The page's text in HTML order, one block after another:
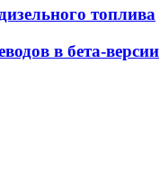
топлива
в бета-версии